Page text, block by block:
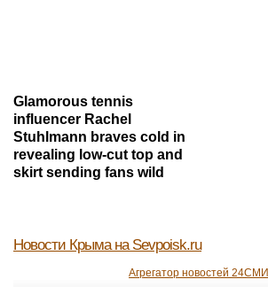
Glamorous tennis
influencer Rachel
Stuhlmann braves cold in
revealing low-cut top and
skirt sending fans wild
Новости Крыма на Sevpoisk.ru
Агрегатор новостей 24СМИ